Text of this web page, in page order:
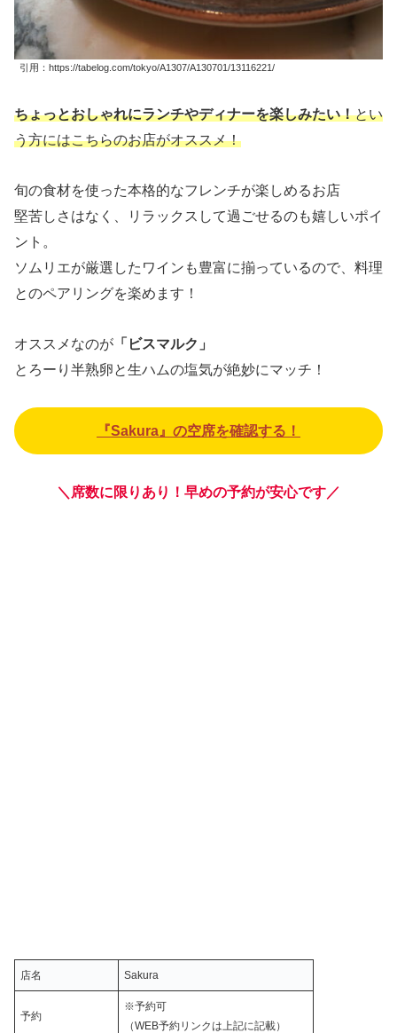
引用：https://tabelog.com/tokyo/A1307/A130701/13116221/
ちょっとおしゃれにランチやディナーを楽しみたい！とい
う方にはこちらのお店がオススメ！
旬の食材を使った本格的なフレンチが楽しめるお店
堅苦しさはなく、リラックスして過ごせるのも嬉しいポイ
ント。
ソムリエが厳選したワインも豊富に揃っているので、料理
とのペアリングを楽めます！
オススメなのが 「ビスマルク」
とろーり半熟卵と生ハムの塩気が絶妙にマッチ！
『Sakura』の空席を確認する！
＼席数に限りあり！早めの予約が安心です／
店名 Sakura
予約
※予約可
（WEB予約リンクは上記に記載）